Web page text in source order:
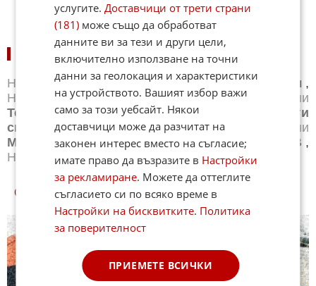
Новини Бг футбол ,Новини Световен футбол ,
Новини
Баскетбол ,Новини Волейбол
Новини
Тенис
,Новини Бойни спортове
Други
спортове ,Новини Лека атлетика
Новини
Моторни спортове ,Новини Спортът по ТВ ,
Новини
Зимни спортове
СПОРТ КУИЗОВЕ
услугите.Доставчици от трети страни
(181) може също да обработват
данните ви за тези и други цели,
включително използване на точни
данни за геолокация и характеристики
на устройството. Вашият избор важи
само за този уебсайт. Някои
доставчици може да разчитат на
законен интерес вместо на съгласие;
имате право да възразите в Настройки
за рекламиране. Можете да оттеглите
съгласието си по всяко време в
Настройки на бисквитките. Политика
за поверителност
ПРИЕМЕТЕ ВСИЧКИ